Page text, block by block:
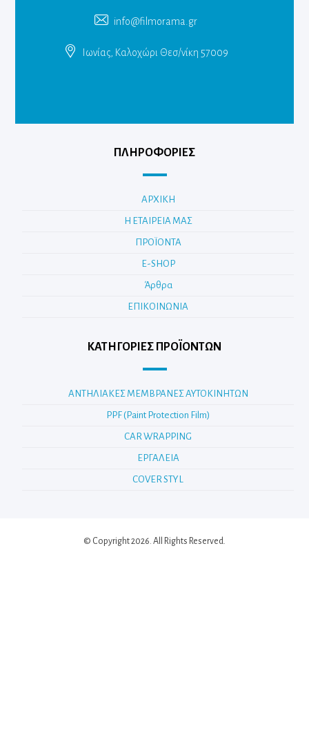
info@filmorama.gr
Ιωνίας, Καλοχώρι Θεσ/νίκη 57009
ΠΛΗΡΟΦΟΡΙΕΣ
ΑΡΧΙΚΗ
Η ΕΤΑΙΡΕΙΑ ΜΑΣ
ΠΡΟΪΟΝΤΑ
E-SHOP
Άρθρα
ΕΠΙΚΟΙΝΩΝΙΑ
ΚΑΤΗΓΟΡΊΕΣ ΠΡΟΪΌΝΤΩΝ
ΑΝΤΗΛΙΑΚΕΣ ΜΕΜΒΡΑΝΕΣ ΑΥΤΟΚΙΝΗΤΩΝ
PPF (Paint Protection Film)
CAR WRAPPING
ΕΡΓΑΛΕΙΑ
COVER STYL
© Copyright 2026. All Rights Reserved.